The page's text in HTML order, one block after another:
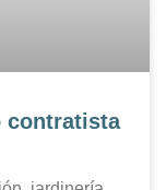
contratista